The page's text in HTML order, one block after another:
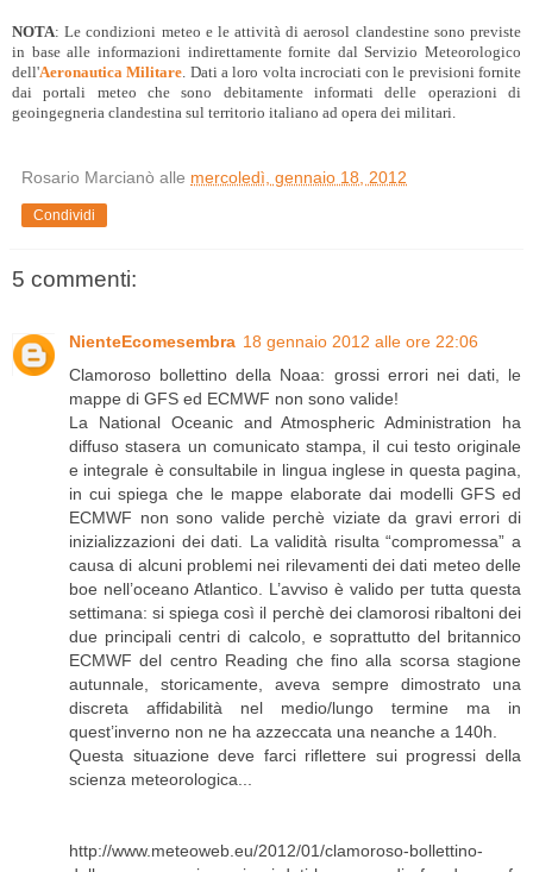
NOTA: Le condizioni meteo e le attività di aerosol clandestine sono previste
in base alle informazioni indirettamente fornite dal Servizio Meteorologico
dell'Aeronautica Militare. Dati a loro volta incrociati con le previsioni fornite
dai portali meteo che sono debitamente informati delle operazioni di
geoingegneria clandestina sul territorio italiano ad opera dei militari.
Rosario Marcianò alle mercoledì, gennaio 18, 2012
Condividi
5 commenti:
NienteEcomesembra 18 gennaio 2012 alle ore 22:06
Clamoroso bollettino della Noaa: grossi errori nei dati, le
mappe di GFS ed ECMWF non sono valide!
La National Oceanic and Atmospheric Administration ha
diffuso stasera un comunicato stampa, il cui testo originale
e integrale è consultabile in lingua inglese in questa pagina,
in cui spiega che le mappe elaborate dai modelli GFS ed
ECMWF non sono valide perchè viziate da gravi errori di
inizializzazioni dei dati. La validità risulta “compromessa” a
causa di alcuni problemi nei rilevamenti dei dati meteo delle
boe nell’oceano Atlantico. L’avviso è valido per tutta questa
settimana: si spiega così il perchè dei clamorosi ribaltoni dei
due principali centri di calcolo, e soprattutto del britannico
ECMWF del centro Reading che fino alla scorsa stagione
autunnale, storicamente, aveva sempre dimostrato una
discreta affidabilità nel medio/lungo termine ma in
quest’inverno non ne ha azzeccata una neanche a 140h.
Questa situazione deve farci riflettere sui progressi della
scienza meteorologica...
http://www.meteoweb.eu/2012/01/clamoroso-bollettino-